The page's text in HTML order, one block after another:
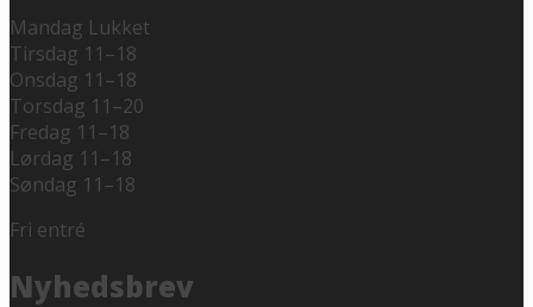
Mandag Lukket
Tirsdag 11–18
Onsdag 11–18
Torsdag 11–20
Fredag 11–18
Lørdag 11–18
Søndag 11–18
Fri entré
Nyhedsbrev